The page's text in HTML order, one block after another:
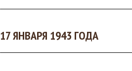
17 ЯНВАРЯ 1943 ГОДА